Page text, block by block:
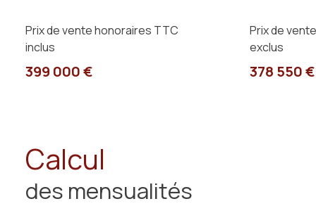
Prix de vente honoraires TTC
inclus
399 000 €
Prix de
exclus
378 550 €
Calcul
des mensualités